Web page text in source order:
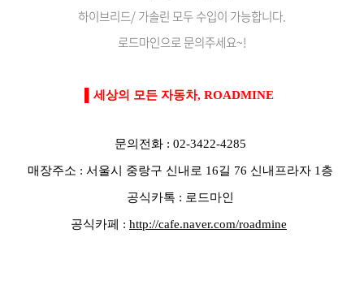
하이브리드/ 가솔린 모두 수입이 가능합니다.
로드마인으로 문의주세요~!
▌세상의 모든 자동차, ROADMINE
문의전화 : 02-3422-4285
매장주소 : 서울시 중랑구 신내로 16길 76 신내프라자 1층
공식카톡 : 로드마인
공식카페 : http://cafe.naver.com/roadmine